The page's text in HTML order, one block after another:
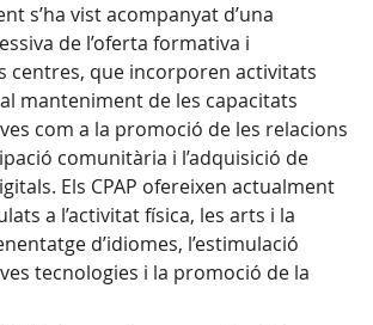
s’ha vist acompanyat d’una
de l’oferta formativa i
centres, que incorporen activitats
manteniment de les capacitats
com a la promoció de les relacions
comunitària i l’adquisició de
Els CPAP ofereixen actualment
a l’activitat física, les arts i la
d’idiomes, l’estimulació
tecnologies i la promoció de la